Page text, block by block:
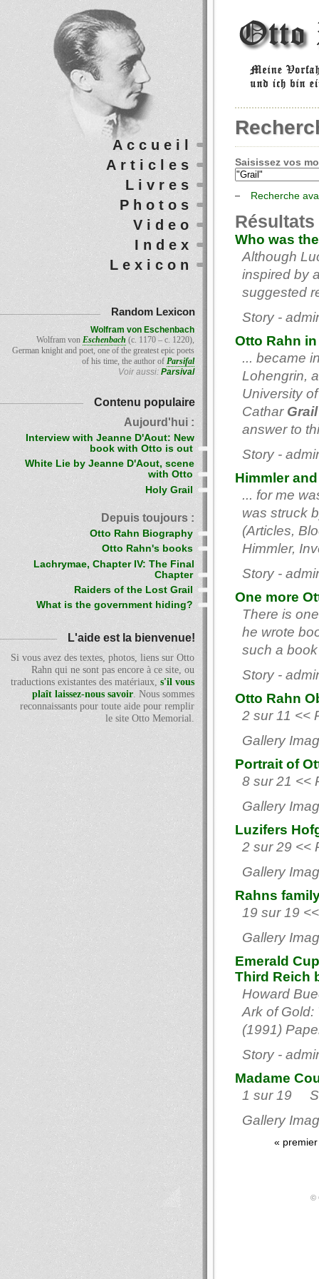
Saisissez vos
Recherche
Who was
Although
inspired by
suggested
Story -
Otto Rahn
... became
Lohengrin,
University
Cathar Grail
answer to
Story -
Himmler
... for me
was struck
(Articles,
Himmler,
Story -
One more
There is
he wrote
such a
Story -
Otto Rahn
2 sur 11 <<
Gallery
Portrait of
8 sur 21 <<
Gallery
Luzifers
2 sur 29 <<
Gallery
Rahns
19 sur 19
Gallery
Emerald
Third Reich
Howard
Ark of Gold:
(1991)
Story -
Madame
1 sur 19
Gallery
« premier
Accueil
Articles
Livres
Photos
Video
Index
Lexicon
Random Lexicon
Wolfram von Eschenbach
Wolfram von Eschenbach (c. 1170 – c. 1220),
German knight and poet, one of the greatest epic poets
of his time, the author of Parsifal
Voir aussi: Parsival
Contenu populaire
Aujourd'hui :
Interview with Jeanne D'Aout: New
book with Otto is out
White Lie by Jeanne D'Aout, scene
with Otto
Holy Grail
Depuis toujours :
Otto Rahn Biography
Otto Rahn's books
Lachrymae, Chapter IV: The Final
Chapter
Raiders of the Lost Grail
What is the government hiding?
L'aide est la bienvenue!
Si vous avez des textes, photos, liens sur Otto
Rahn qui ne sont pas encore à ce site, ou
traductions existantes des matériaux, s'il vous
plaît laissez-nous savoir. Nous sommes
reconnaissants pour toute aide pour remplir
le site Otto Memorial.
©